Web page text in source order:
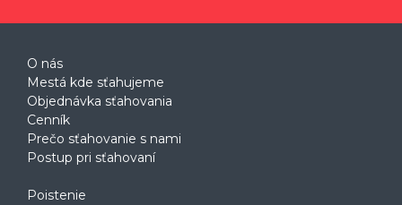
O nás
Mestá kde sťahujeme
Objednávka sťahovania
Cenník
Prečo sťahovanie s nami
Postup pri sťahovaní
Poistenie